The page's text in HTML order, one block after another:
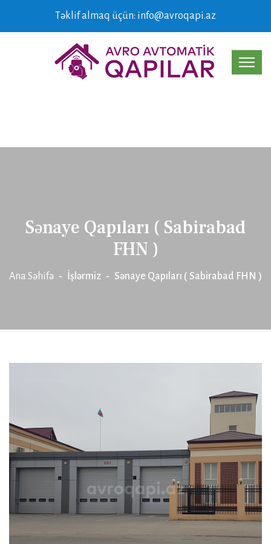
Təklif almaq üçün: info@avroqapi.az
Sənaye Qapıları ( Sabirabad
FHN )
Ana Səhifə İşlərmiz Sənaye Qapıları ( Sabirabad FHN )